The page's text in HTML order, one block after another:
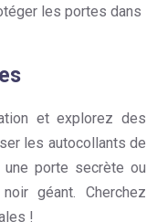
les portes dans
et explorez des
les autocollants de
porte secrète ou
géant. Cherchez
!